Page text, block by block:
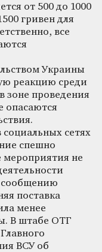
от 500 до 1000
гривен для
все
Украины
реакцию среди
зоне проведения
опасаются
сетях
спешно
мероприятия не
сообщению
поставка
менее
В штабе ОТГ
ВСУ об